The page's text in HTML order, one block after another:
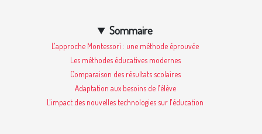
Sommaire
L'approche Montessori : une méthode éprouvée
Les méthodes éducatives modernes
Comparaison des résultats scolaires
Adaptation aux besoins de l'élève
L'impact des nouvelles technologies sur l'éducation